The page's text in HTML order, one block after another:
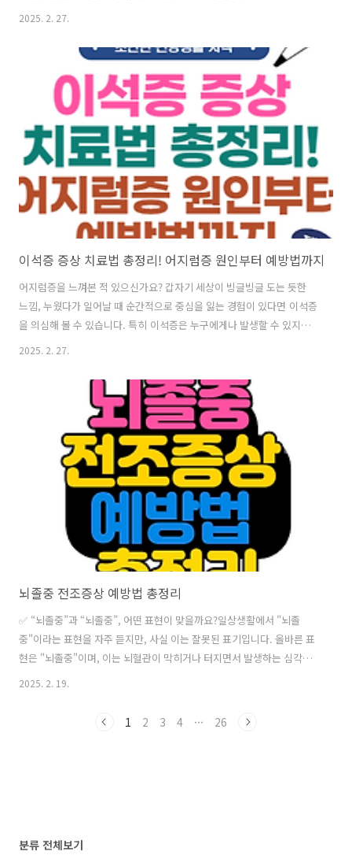
다.그렇다면 이명의 원인은 무엇이고, 효과적인 치료 방법은 무엇일까
려드릴 테니 끝까지 읽어보시면 좋습니다! 😊 1. 이명이란?이명
(Tinnitus)은 외부 자극 없이 귓속에서 삐- 또는 윙- 하는 소리가 들리는
증상을 의미합니다. 이는 단순한 귀울림이 아니라 귀 건강에 영향을 미칠
수 있는 중요한 신호일 수 있습니다.이명은 일시적일 수도 있고, 만성적
으로 지속될 수도 있습니다. 대부분의 사람들은 조용한 환경에서 ..
2025. 2. 27.
이석증 증상 치료법 총정리! 어지럼증 원인부터 예방법까지
어지럼증을 느껴본 적 있으신가요? 갑자기 세상이 빙글빙글 도는 듯한
느낌, 누웠다가 일어날 때 순간적으로 중심을 잃는 경험이 있다면 이석증
을 의심해 볼 수 있습니다. 특히 이석증은 누구에게나 발생할 수 있지만,
정확한 원인과 치료법을 알지 못하면 불안감이 커질 수 있습니다.1. 이석
체(이석)가 제자리에서 이탈하면서 발생하는 질환입니다. 이석이 세반고
리관으로 들어가면 평형감각을 담당하는 전정기관이 자극을 받아 어지
럼증이 생깁니다. 이석증은 의학적으로 양성 발작성 위치성 어지럼증
(BPPV)라고 불리며, 특정 자세에서 증상이 심해지는 특징이 있습니다.이
석증의 주요 특징✅ 특정 자세에서 발생하는 어지럼증 ✅ 몇 초에서 몇 분
이내로 지속되는 어..
2025. 2. 27.
뇌졸중 전조증상 예방법 총정리
✅ “뇌졸중”과 “뇌졸중”, 어떤 표현이 맞을까요?일상생활에서 "뇌졸
중"이라는 표현을 자주 듣지만, 사실 이는 잘못된 표기입니다. 올바른 표
현은 "뇌졸중"이며, 이는 뇌혈관이 막히거나 터지면서 발생하는 심각한
질환입니다.이 병은 초기에 빠르게 대응하는 것이 가장 중요합니다. 갑작
을 줄일 수 있습니다. 그렇다면 뇌졸중의 전조증상은 무엇이며, 예방 방
2025. 2. 19.
1 2 3 4 ··· 26
분류 전체보기